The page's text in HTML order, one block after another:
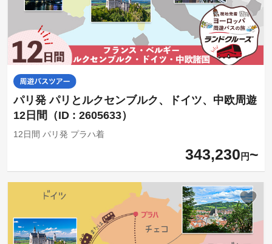
パリ発 パリとルクセンブルク、ドイツ、中欧周遊
12日間（ID : 2605633）
12日間 パリ発 プラハ着
343,230 円